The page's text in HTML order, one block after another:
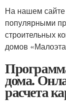
На нашем
популярными
строительных
домов
дома.
расчета